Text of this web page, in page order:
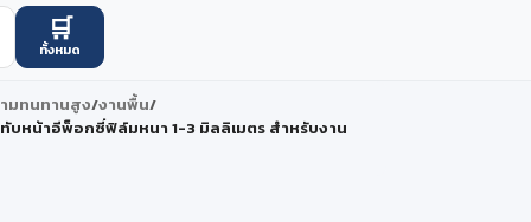
🛒
ทั้งหมด
มทนทานสูง/งานพื้น/
บหน้าอีพ็อกซี่ฟิล์มหนา 1-3 มิลลิเมตร สำหรับงาน